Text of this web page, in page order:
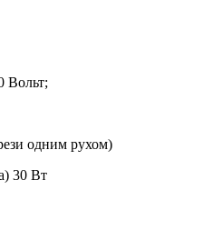
Вольт;
одним рухом)
30 Вт